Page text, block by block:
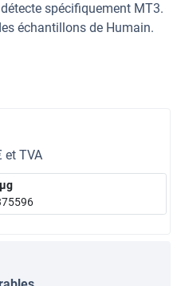
spécifiquement MT3.
échantillons de Humain.
et TVA